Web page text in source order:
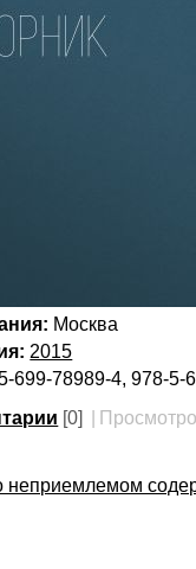
Москва
2015
699-78989-4, 978-5-
[0]
неприемлемом